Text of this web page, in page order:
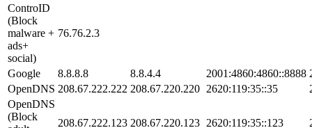
ControID
(Block
malware +
ads+
social)
76.76.2.3
Google 8.8.8.8 8.8.4.4 2001:4860:4860::8888
OpenDNS 208.67.222.222 208.67.220.220 2620:119:35::35
OpenDNS
(Block
208.67.222.123 208.67.220.123 2620:119:35::123